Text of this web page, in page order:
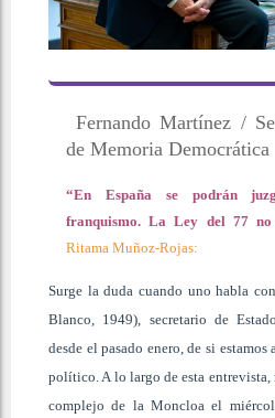
Fernando Martínez /
de Memoria Democrática
“En España se podrán
franquismo. La Ley del 77
Ritama Muñoz-Rojas:
Surge la duda cuando uno habla
Blanco, 1949), secretario de
desde el pasado enero, de si
político. A lo largo de esta entrevista,
complejo de la Moncloa el